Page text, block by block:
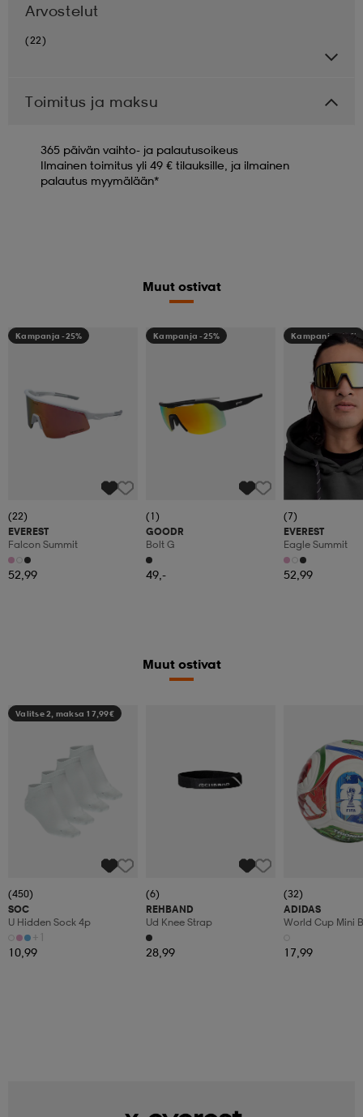
Arvostelut
(22)
Toimitus ja maksu
365 päivän vaihto- ja palautusoikeus
Ilmainen toimitus yli 49 € tilauksille, ja ilmainen
palautus myymälään*
Muut ostivat
Kampanja -25%
(22)
EVEREST
Falcon Summit
52,99
Kampanja -25%
(1)
GOODR
Bolt G
49,-
Kampanja -25%
(7)
EVEREST
Eagle Summit
52,99
Muut ostivat
Valitse 2, maksa 17,99€
(450)
SOC
U Hidden Sock 4p
+1
10,99
(6)
REHBAND
Ud Knee Strap
28,99
(32)
ADIDAS
World Cup Mini
17,99